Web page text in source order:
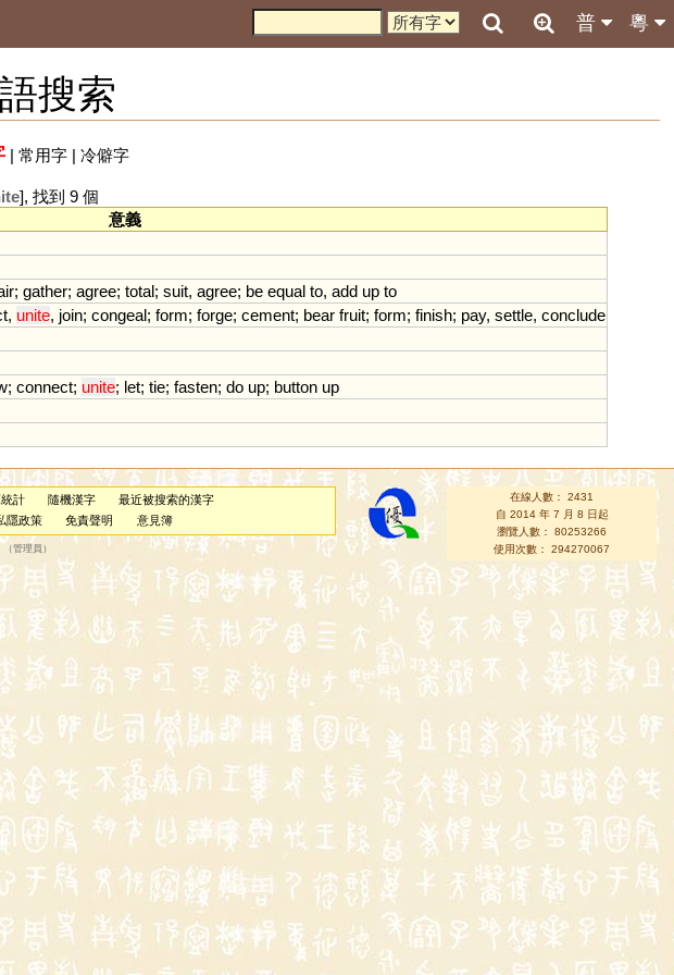
粵
普
搜索
| 常用字| 冷僻字
], 找到 9 個
意義
; gather; agree; total; suit, agree; be equal to, add up to
, unite, join; congeal; form; forge; cement; bear fruit; form; finish; pay, settle, conclude
; connect; unite; let; tie; fasten; do up; button up
計 隨機漢字
最近被搜索的漢字
隱政策 免責聲明 意見簿
（管理員 ）
在線人數： 2431
自 2014 年 7 月 8 日起
瀏覽人數： 80253266
使用次數： 294270067